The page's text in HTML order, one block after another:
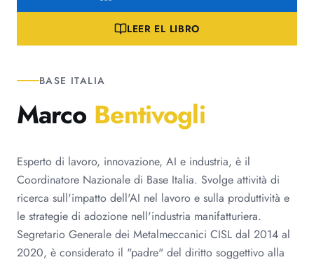
LEER EL LIBRO
BASE ITALIA
Marco Bentivogli
Esperto di lavoro, innovazione, AI e industria, è il
Coordinatore Nazionale di Base Italia. Svolge attività di
ricerca sull'impatto dell'AI nel lavoro e sulla produttività e
le strategie di adozione nell'industria manifatturiera.
Segretario Generale dei Metalmeccanici CISL dal 2014 al
2020, è considerato il "padre" del diritto soggettivo alla